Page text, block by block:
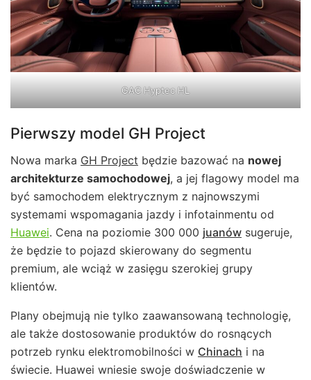
GAC Hyptec HL
Pierwszy model GH Project
Nowa marka GH Project będzie bazować na nowej
architekturze samochodowej, a jej flagowy model ma
być samochodem elektrycznym z najnowszymi
systemami wspomagania jazdy i infotainmentu od
Huawei. Cena na poziomie 300 000 juanów sugeruje,
że będzie to pojazd skierowany do segmentu
premium, ale wciąż w zasięgu szerokiej grupy
klientów.
Plany obejmują nie tylko zaawansowaną technologię,
ale także dostosowanie produktów do rosnących
potrzeb rynku elektromobilności w Chinach i na
świecie. Huawei wniesie swoje doświadczenie w